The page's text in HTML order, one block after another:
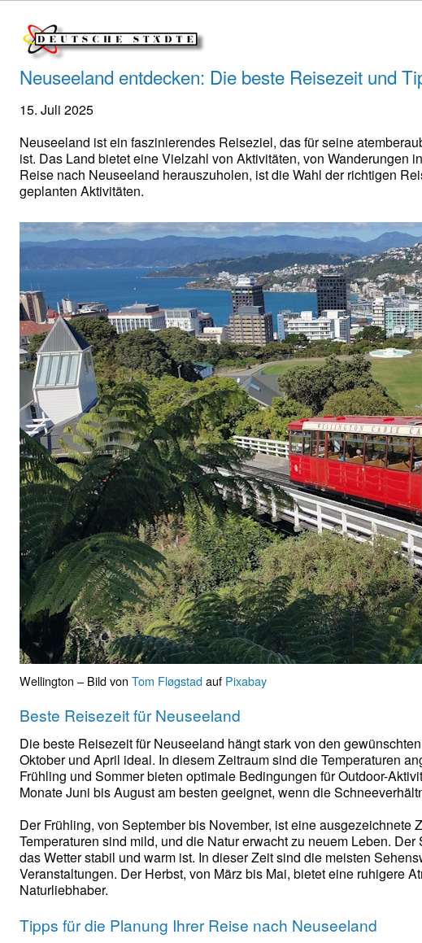
Neuseeland entdecken: Die beste Reisezeit und
15. Juli 2025
Neuseeland ist ein faszinierendes Reiseziel, das für seine
ist. Das Land bietet eine Vielzahl von Aktivitäten, von Wanderungen
Reise nach Neuseeland herauszuholen, ist die Wahl der richtigen
geplanten Aktivitäten.
Wellington – Bild von Tom Fløgstadauf Pixabay
Beste Reisezeit für Neuseeland
Die beste Reisezeit für Neuseeland hängt stark von den
Oktober und April ideal. In diesem Zeitraum sind die Temperaturen
Frühling und Sommer bieten optimale Bedingungen für Outdoor-
Monate Juni bis August am besten geeignet, wenn die
Der Frühling, von September bis November, ist eine
Temperaturen sind mild, und die Natur erwacht zu neuem Leben.
das Wetter stabil und warm ist. In dieser Zeit sind die meisten
Veranstaltungen. Der Herbst, von März bis Mai, bietet eine ruhigere
Naturliebhaber.
Tipps für die Planung Ihrer Reise nach Neuseeland